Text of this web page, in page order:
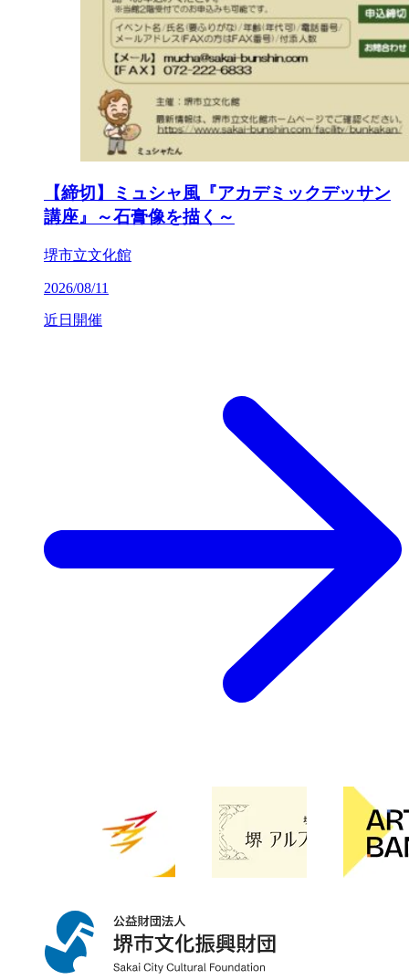
【締切】ミュシャ風『アカデミックデッサン
講座』～石膏像を描く～
堺市立文化館
2026/08/11
近日開催